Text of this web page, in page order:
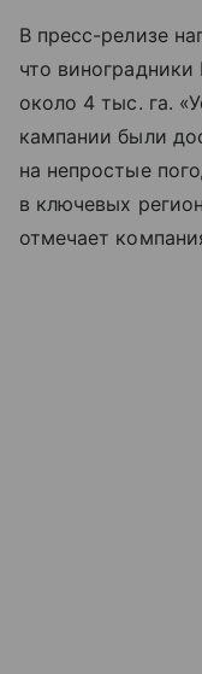
В пресс-релизе
что
около 4 тыс. га.
кампании были
на непростые
в ключевых
отмечает